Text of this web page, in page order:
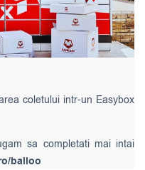
coletului intr-un Easybox
sa completati mai intai
balloo